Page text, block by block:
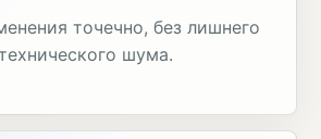
точечно, без лишнего
шума.